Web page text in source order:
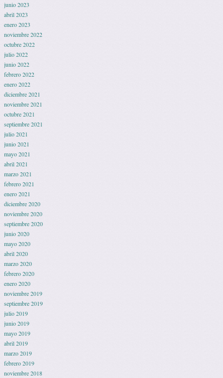
junio 2023
abril 2023
enero 2023
noviembre 2022
octubre 2022
julio 2022
junio 2022
febrero 2022
enero 2022
diciembre 2021
noviembre 2021
octubre 2021
septiembre 2021
julio 2021
junio 2021
mayo 2021
abril 2021
marzo 2021
febrero 2021
enero 2021
diciembre 2020
noviembre 2020
septiembre 2020
junio 2020
mayo 2020
abril 2020
marzo 2020
febrero 2020
enero 2020
noviembre 2019
septiembre 2019
julio 2019
junio 2019
mayo 2019
abril 2019
marzo 2019
febrero 2019
noviembre 2018